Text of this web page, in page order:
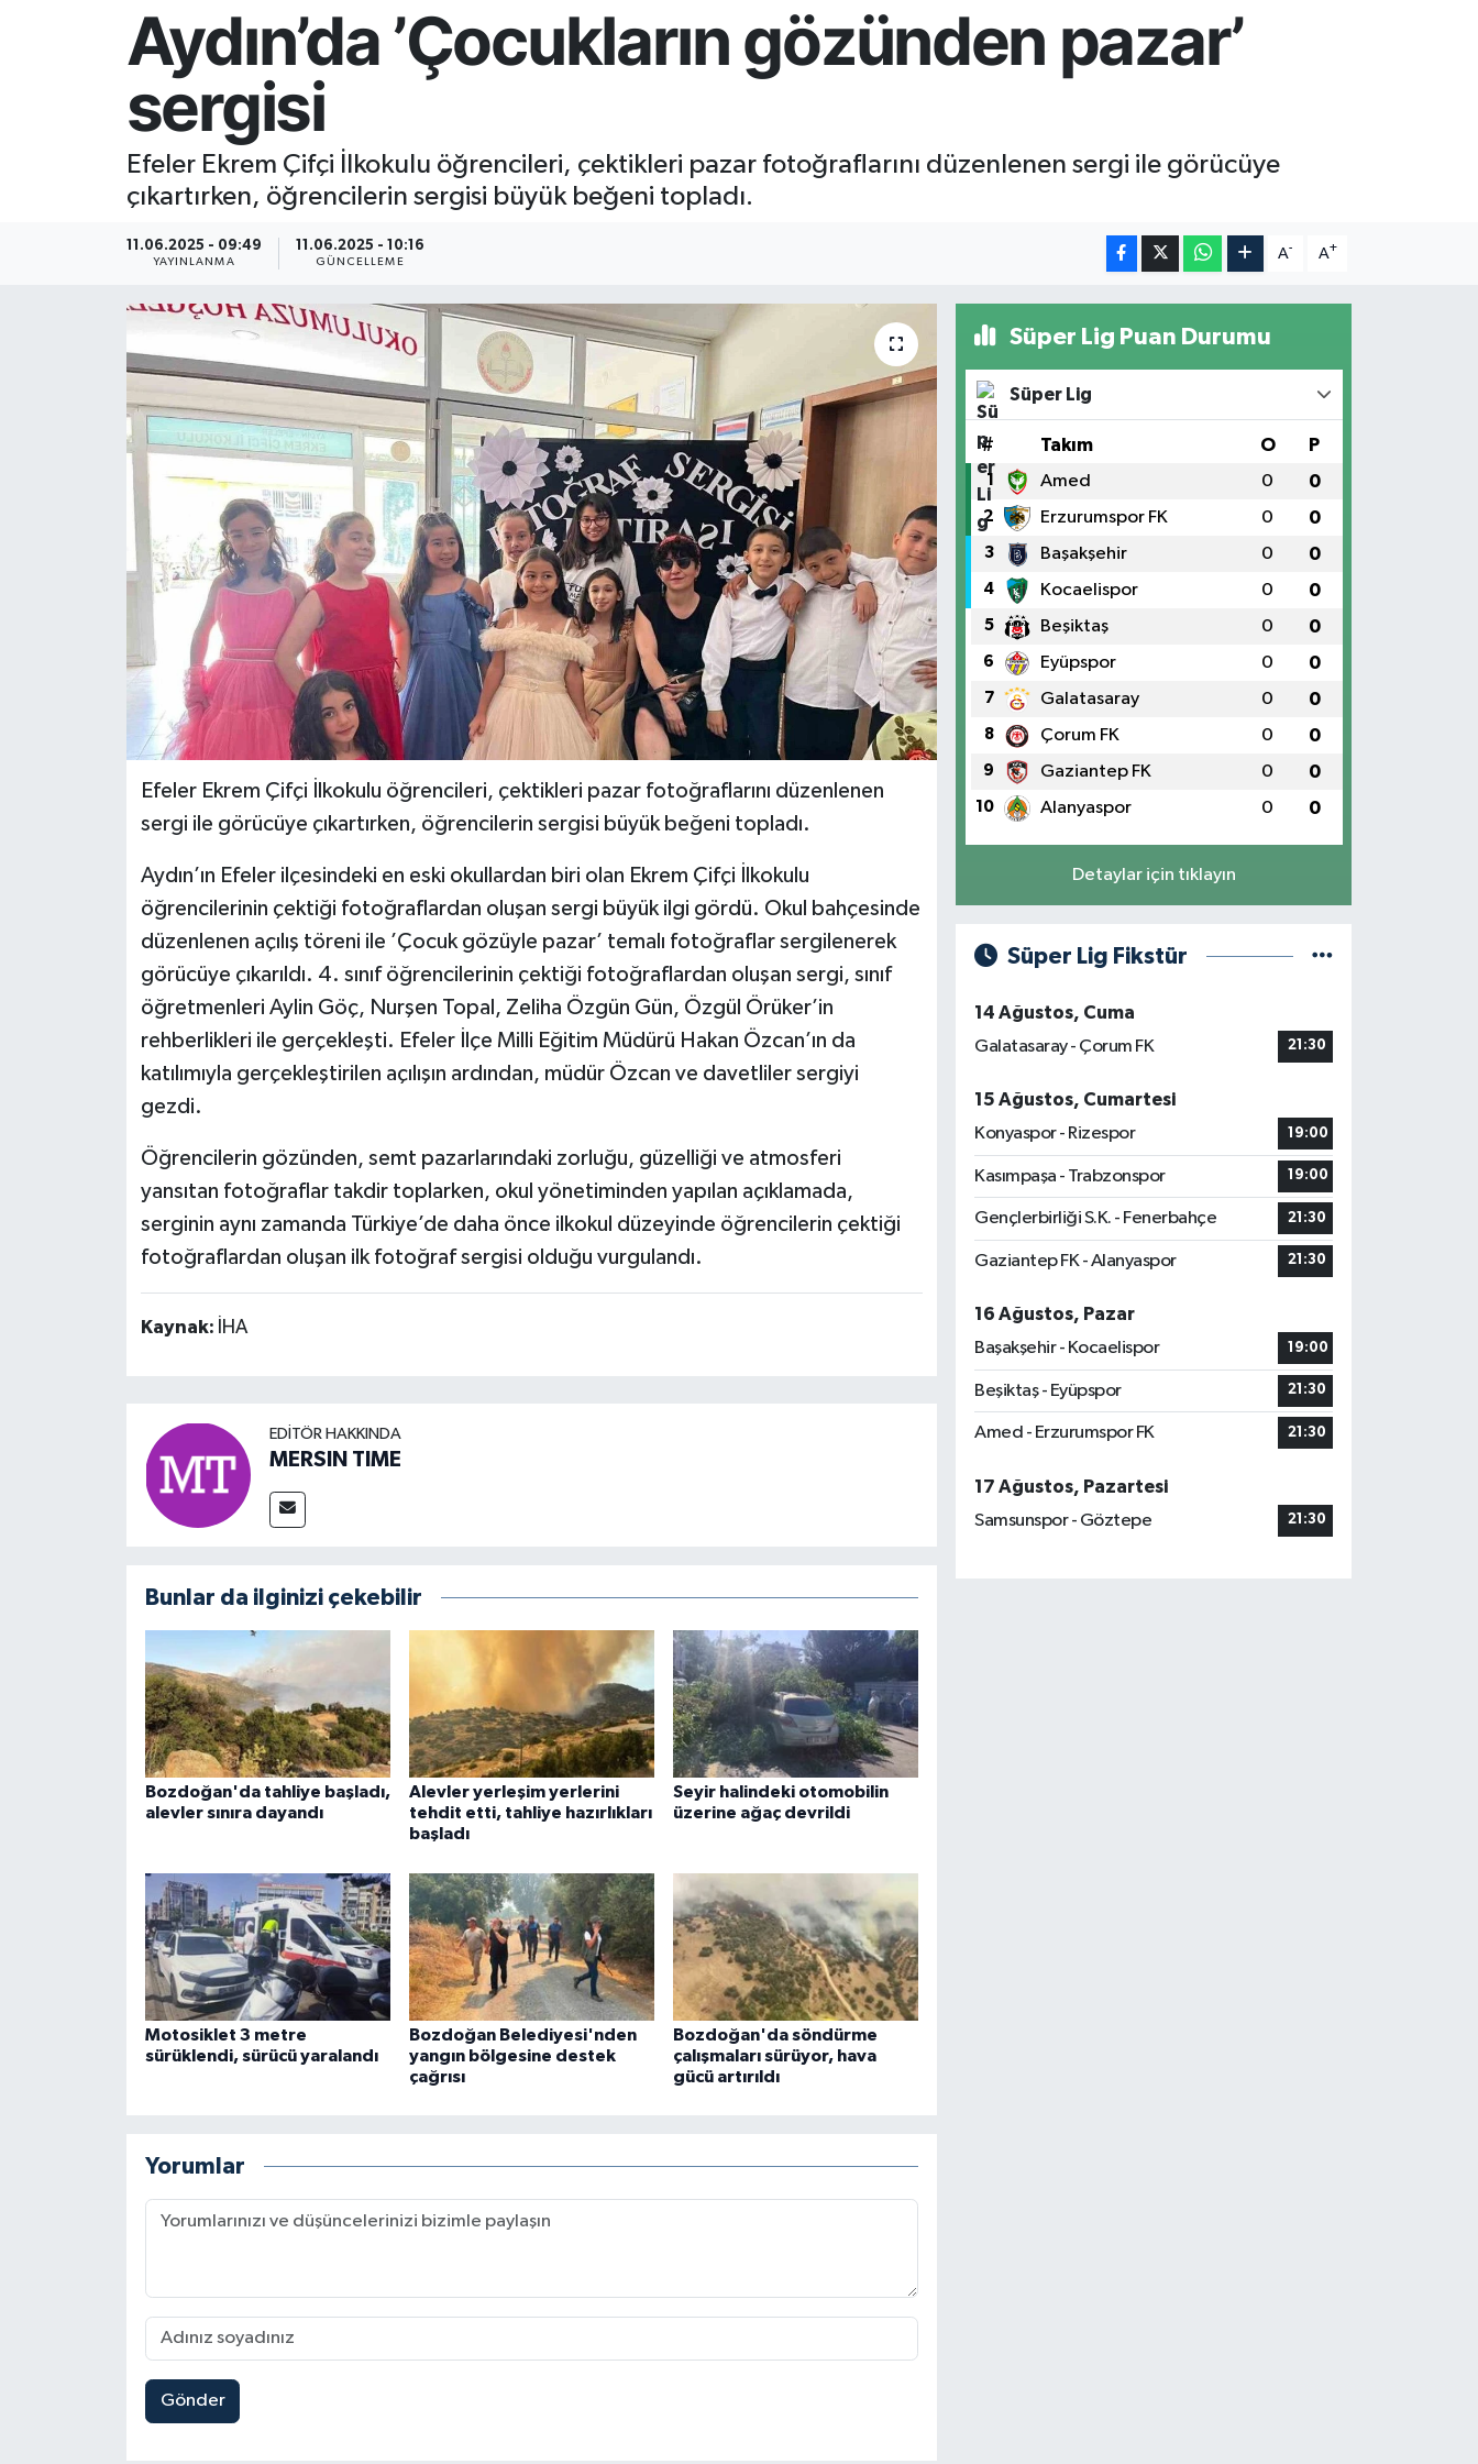
Aydın’da ’Çocukların gözünden pazar’
sergisi
Efeler Ekrem Çifçi İlkokulu öğrencileri, çektikleri pazar fotoğraflarını düzenlenen sergi ile görücüye
çıkartırken, öğrencilerin sergisi büyük beğeni topladı.
11.06.2025 - 09:49
YAYINLANMA
11.06.2025 - 10:16
GÜNCELLEME
A- A+
Efeler Ekrem Çifçi İlkokulu öğrencileri, çektikleri pazar fotoğraflarını düzenlenen
sergi ile görücüye çıkartırken, öğrencilerin sergisi büyük beğeni topladı.
Aydın’ın Efeler ilçesindeki en eski okullardan biri olan Ekrem Çifçi İlkokulu
öğrencilerinin çektiği fotoğraflardan oluşan sergi büyük ilgi gördü. Okul bahçesinde
düzenlenen açılış töreni ile ’Çocuk gözüyle pazar’ temalı fotoğraflar sergilenerek
görücüye çıkarıldı. 4. sınıf öğrencilerinin çektiği fotoğraflardan oluşan sergi, sınıf
öğretmenleri Aylin Göç, Nurşen Topal, Zeliha Özgün Gün, Özgül Örüker’in
rehberlikleri ile gerçekleşti. Efeler İlçe Milli Eğitim Müdürü Hakan Özcan’ın da
katılımıyla gerçekleştirilen açılışın ardından, müdür Özcan ve davetliler sergiyi
gezdi.
Öğrencilerin gözünden, semt pazarlarındaki zorluğu, güzelliği ve atmosferi
yansıtan fotoğraflar takdir toplarken, okul yönetiminden yapılan açıklamada,
serginin aynı zamanda Türkiye’de daha önce ilkokul düzeyinde öğrencilerin çektiği
fotoğraflardan oluşan ilk fotoğraf sergisi olduğu vurgulandı.
Kaynak: İHA
EDITÖR HAKKINDA
MERSIN TIME
Bunlar da ilginizi çekebilir
Bozdoğan'da tahliye başladı,
alevler sınıra dayandı
Alevler yerleşim yerlerini
tehdit etti, tahliye hazırlıkları
başladı
Seyir halindeki otomobilin
üzerine ağaç devrildi
Motosiklet 3 metre
sürüklendi, sürücü yaralandı
Bozdoğan Belediyesi'nden
yangın bölgesine destek
çağrısı
Bozdoğan'da söndürme
çalışmaları sürüyor, hava
gücü artırıldı
Yorumlar
Gönder
Süper Lig Puan Durumu
Süper Lig
# Takım O P
1 Amed 0 0
2 Erzurumspor FK 0 0
3 Başakşehir 0 0
4 Kocaelispor 0 0
5 Beşiktaş 0 0
6 Eyüpspor 0 0
7 Galatasaray 0 0
8 Çorum FK 0 0
9 Gaziantep FK 0 0
10 Alanyaspor 0 0
Detaylar için tıklayın
Süper Lig Fikstür
14 Ağustos, Cuma
Galatasaray - Çorum FK
21:30
15 Ağustos, Cumartesi
Konyaspor - Rizespor
19:00
Kasımpaşa - Trabzonspor 19:00
Gençlerbirliği S.K. - Fenerbahçe 21:30
Gaziantep FK - Alanyaspor 21:30
16 Ağustos, Pazar
Başakşehir - Kocaelispor
19:00
Beşiktaş - Eyüpspor 21:30
Amed - Erzurumspor FK 21:30
17 Ağustos, Pazartesi
Samsunspor - Göztepe
21:30
Resmi İlan